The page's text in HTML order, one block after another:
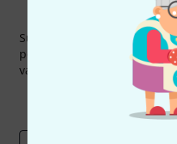
Subscreva a Newsletter da
pouco de sorte você poderá
valor de
Contribuições